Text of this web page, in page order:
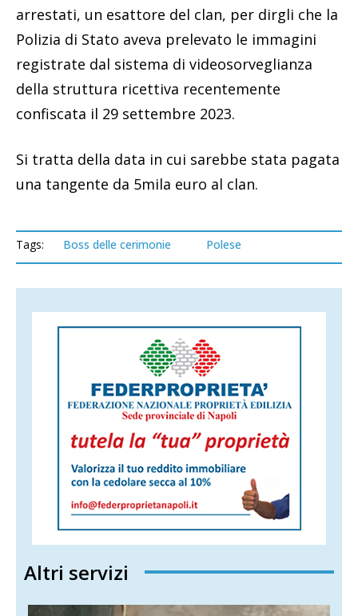
arrestati, un esattore del clan, per dirgli che la
Polizia di Stato aveva prelevato le immagini
registrate dal sistema di videosorveglianza
della struttura ricettiva recentemente
confiscata il 29 settembre 2023.
Si tratta della data in cui sarebbe stata pagata
una tangente da 5mila euro al clan.
Tags: Boss delle cerimonie Polese
Altri servizi